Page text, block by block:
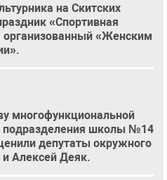
на Скитских
«Спортивная
организованный «Женским
многофункциональной
подразделения школы №14
депутаты окружного
Алексей Деяк.